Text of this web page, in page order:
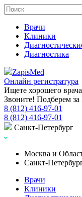
Врачи
Клиники
Диагностика
ZapisMed
Онлайн регистратура
Ищете хорошего
Звоните! Подберем
8 (812) 416-97-01
8 (812) 416-97-01
Санкт-Петербург
Москва и
Санкт-
Врачи
Клиники